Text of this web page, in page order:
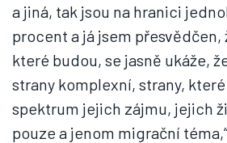
a jiná, tak jsou na hranici
procent a já jsem přesvědčen,
které budou, se jasně ukáže,
strany komplexní, strany,
spektrum jejich zájmu, jejich
pouze a jenom migrační